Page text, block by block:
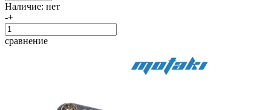
Наличие: нет
-+
сравнение